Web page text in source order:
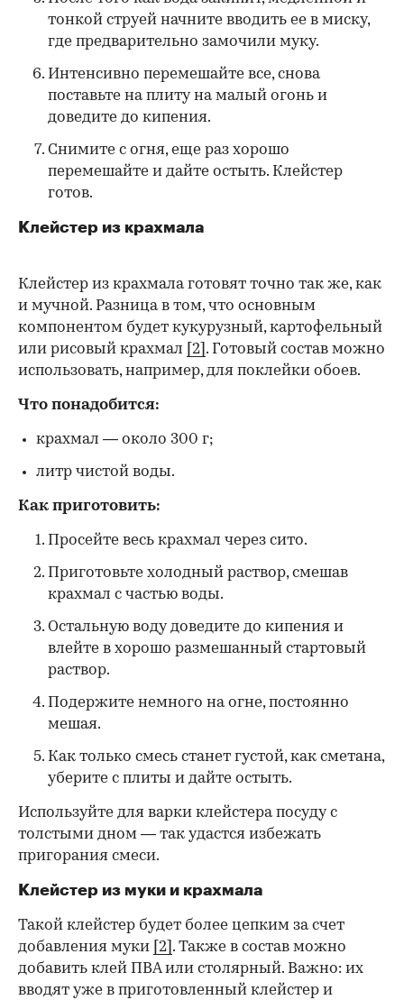
тонкой струей начните вводить ее в миску,
где предварительно замочили муку.
Интенсивно перемешайте все, снова
поставьте на плиту на малый огонь и
доведите до кипения.
Снимите с огня, еще раз хорошо
перемешайте и дайте остыть. Клейстер
готов.
Клейстер из крахмала
Клейстер из крахмала готовят точно так же, как
и мучной. Разница в том, что основным
компонентом будет кукурузный, картофельный
или рисовый крахмал
[2] . Готовый состав можно
использовать, например, для поклейки обоев.
Что понадобится:
крахмал — около 300 г;
литр чистой воды.
Как приготовить:
Просейте весь крахмал через сито.
Приготовьте холодный раствор, смешав
крахмал с частью воды.
Остальную воду доведите до кипения и
влейте в хорошо размешанный стартовый
раствор.
Подержите немного на огне, постоянно
мешая.
Как только смесь станет густой, как сметана,
уберите с плиты и дайте остыть.
Используйте для варки клейстера посуду с
толстыми дном — так удастся избежать
пригорания смеси.
Клейстер из муки и крахмала
Такой клейстер будет более цепким за счет
добавления муки [2] . Также в состав можно
добавить клей ПВА или столярный. Важно: их
вводят уже в приготовленный клейстер и